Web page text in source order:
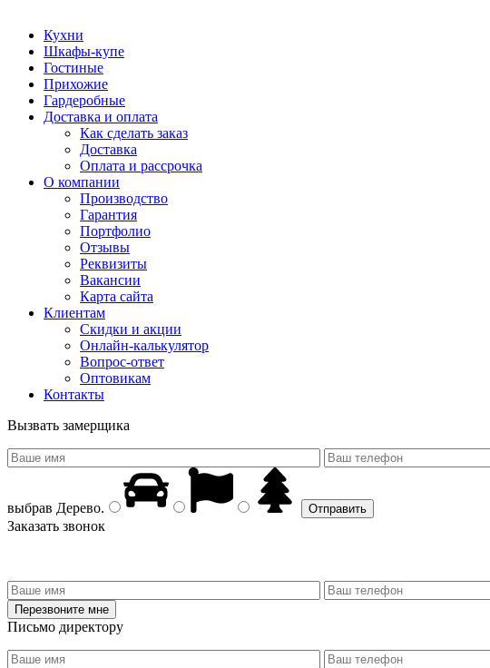
Кухни
Шкафы-купе
Гостиные
Прихожие
Гардеробные
Доставка и оплата
Как сделать заказ
Доставка
Оплата и рассрочка
О компании
Производство
Гарантия
Портфолио
Отзывы
Реквизиты
Вакансии
Карта сайта
Клиентам
Скидки и акции
Онлайн-калькулятор
Вопрос-ответ
Оптовикам
Контакты
Вызвать замерщика
выбрав Дерево.
Заказать звонок
Письмо директору